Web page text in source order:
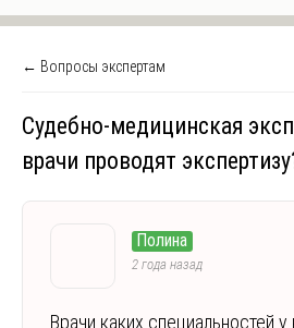
← Вопросы экспертам
Судебно-медицинская
врачи проводят
Полина
2 года назад
Врачи каких специальностей у